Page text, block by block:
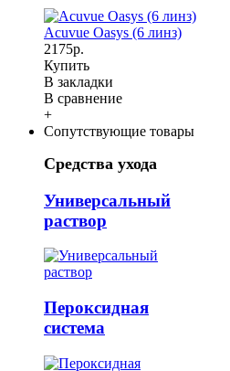
Acuvue Oasys (6 линз)
2175р.
Купить
В закладки
В сравнение
+
Сопутствующие товары
Средства ухода
Универсальный
раствор
Пероксидная
система